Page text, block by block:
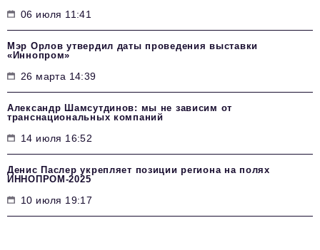
06 июля 11:41
Мэр Орлов утвердил даты проведения выставки
«Иннопром»
26 марта 14:39
Александр Шамсутдинов: мы не зависим от
транснациональных компаний
14 июля 16:52
Денис Паслер укрепляет позиции региона на полях
ИННОПРОМ-2025
10 июля 19:17